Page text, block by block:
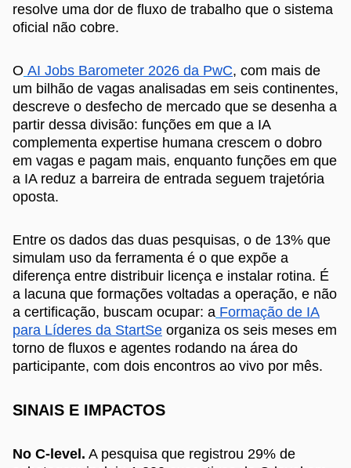
resolve uma dor de fluxo de trabalho que o sistema
oficial não cobre.
O AI Jobs Barometer 2026 da PwC, com mais de
um bilhão de vagas analisadas em seis continentes,
descreve o desfecho de mercado que se desenha a
partir dessa divisão: funções em que a IA
complementa expertise humana crescem o dobro
em vagas e pagam mais, enquanto funções em que
a IA reduz a barreira de entrada seguem trajetória
oposta.
Entre os dados das duas pesquisas, o de 13% que
simulam uso da ferramenta é o que expõe a
diferença entre distribuir licença e instalar rotina. É
a lacuna que formações voltadas a operação, e não
a certificação, buscam ocupar: a Formação de IA
para Líderes da StartSe organiza os seis meses em
torno de fluxos e agentes rodando na área do
participante, com dois encontros ao vivo por mês.
SINAIS E IMPACTOS
No C-level. A pesquisa que registrou 29% de